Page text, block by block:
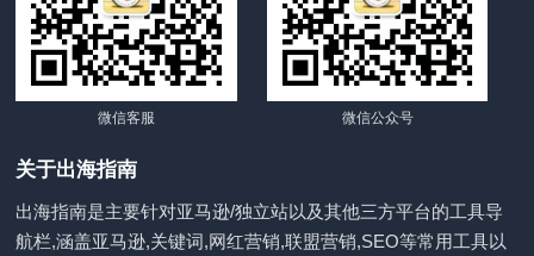
微信客服 微信公众号
关于出海指南
出海指南是主要针对亚马逊/独立站以及其他三方平台的工具导
航栏,涵盖亚马逊,关键词,网红营销,联盟营销,SEO等常用工具以